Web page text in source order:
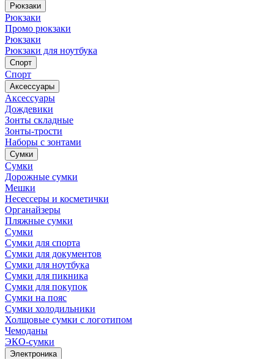
Рюкзаки
Рюкзаки
Промо рюкзаки
Рюкзаки
Рюкзаки для ноутбука
Спорт
Спорт
Аксессуары
Аксессуары
Дождевики
Зонты складные
Зонты-трости
Наборы с зонтами
Сумки
Сумки
Дорожные сумки
Мешки
Несессеры и косметички
Органайзеры
Пляжные сумки
Сумки
Сумки для спорта
Сумки для документов
Сумки для ноутбука
Сумки для пикника
Сумки для покупок
Сумки на пояс
Сумки холодильники
Холщовые сумки с логотипом
Чемоданы
ЭКО-сумки
Электроника